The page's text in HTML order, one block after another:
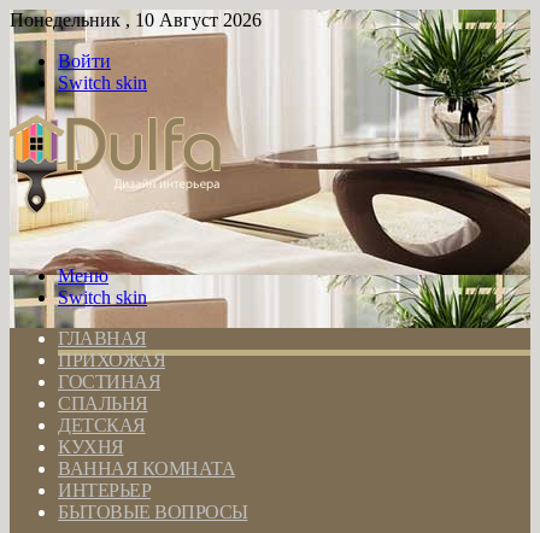
Понедельник , 10 Август 2026
Войти
Switch skin
Меню
Switch skin
ГЛАВНАЯ
ПРИХОЖАЯ
ГОСТИНАЯ
СПАЛЬНЯ
ДЕТСКАЯ
КУХНЯ
ВАННАЯ КОМНАТА
ИНТЕРЬЕР
БЫТОВЫЕ ВОПРОСЫ